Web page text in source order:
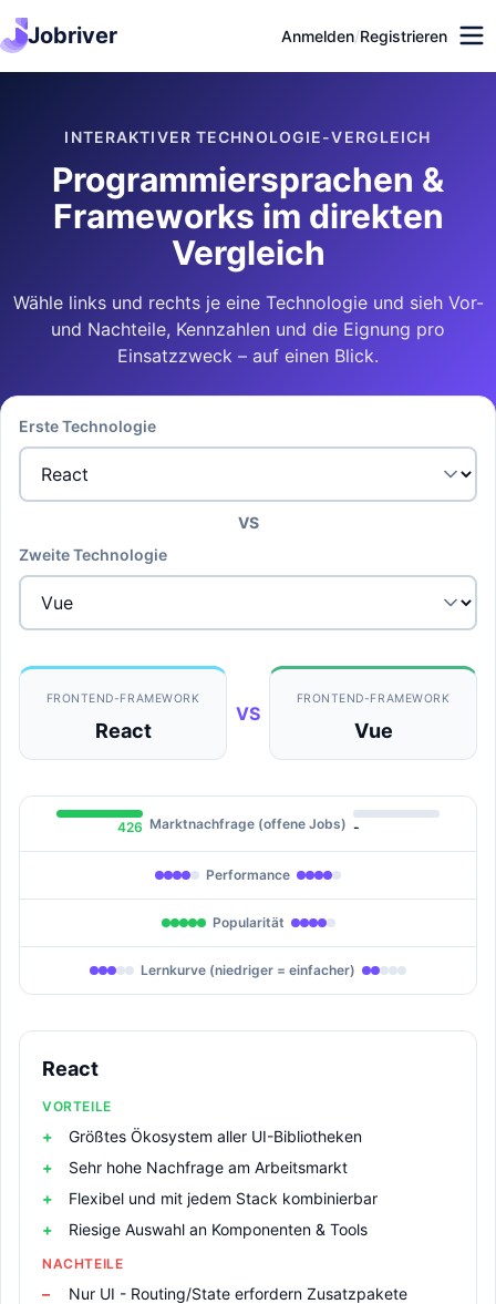
Jobriver Anmelden/Registrieren
INTERAKTIVER TECHNOLOGIE-VERGLEICH
Programmiersprachen &
Frameworks im direkten
Vergleich
Wähle links und rechts je eine Technologie und sieh Vor-
und Nachteile, Kennzahlen und die Eignung pro
Einsatzzweck – auf einen Blick.
Erste Technologie
VS
Zweite Technologie
FRONTEND-FRAMEWORK
React
VS
FRONTEND-FRAMEWORK
Vue
426 Marktnachfrage (offene Jobs) -
Performance
Popularität
Lernkurve (niedriger = einfacher)
React
VORTEILE
Größtes Ökosystem aller UI-Bibliotheken
Sehr hohe Nachfrage am Arbeitsmarkt
Flexibel und mit jedem Stack kombinierbar
Riesige Auswahl an Komponenten & Tools
NACHTEILE
Nur UI - Routing/State erfordern Zusatzpakete